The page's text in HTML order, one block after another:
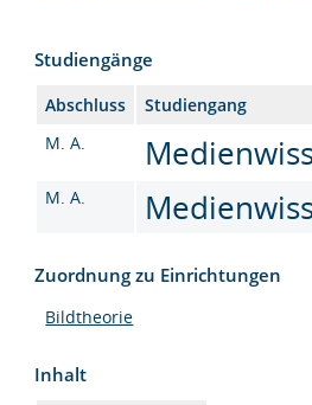
Studiengänge
Abschluss
Studiengang
M. A.
M. A.
Zuordnung zu Einrichtungen
Bildtheorie
Inhalt